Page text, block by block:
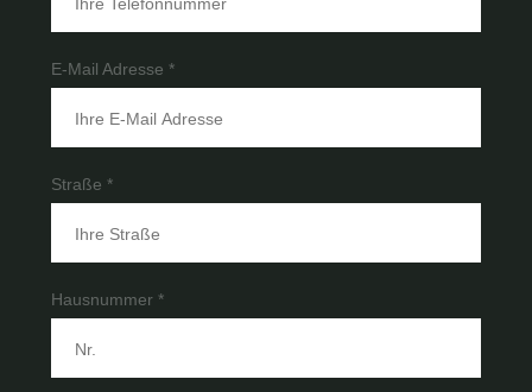
E-Mail Adresse *
Straße *
Hausnummer *